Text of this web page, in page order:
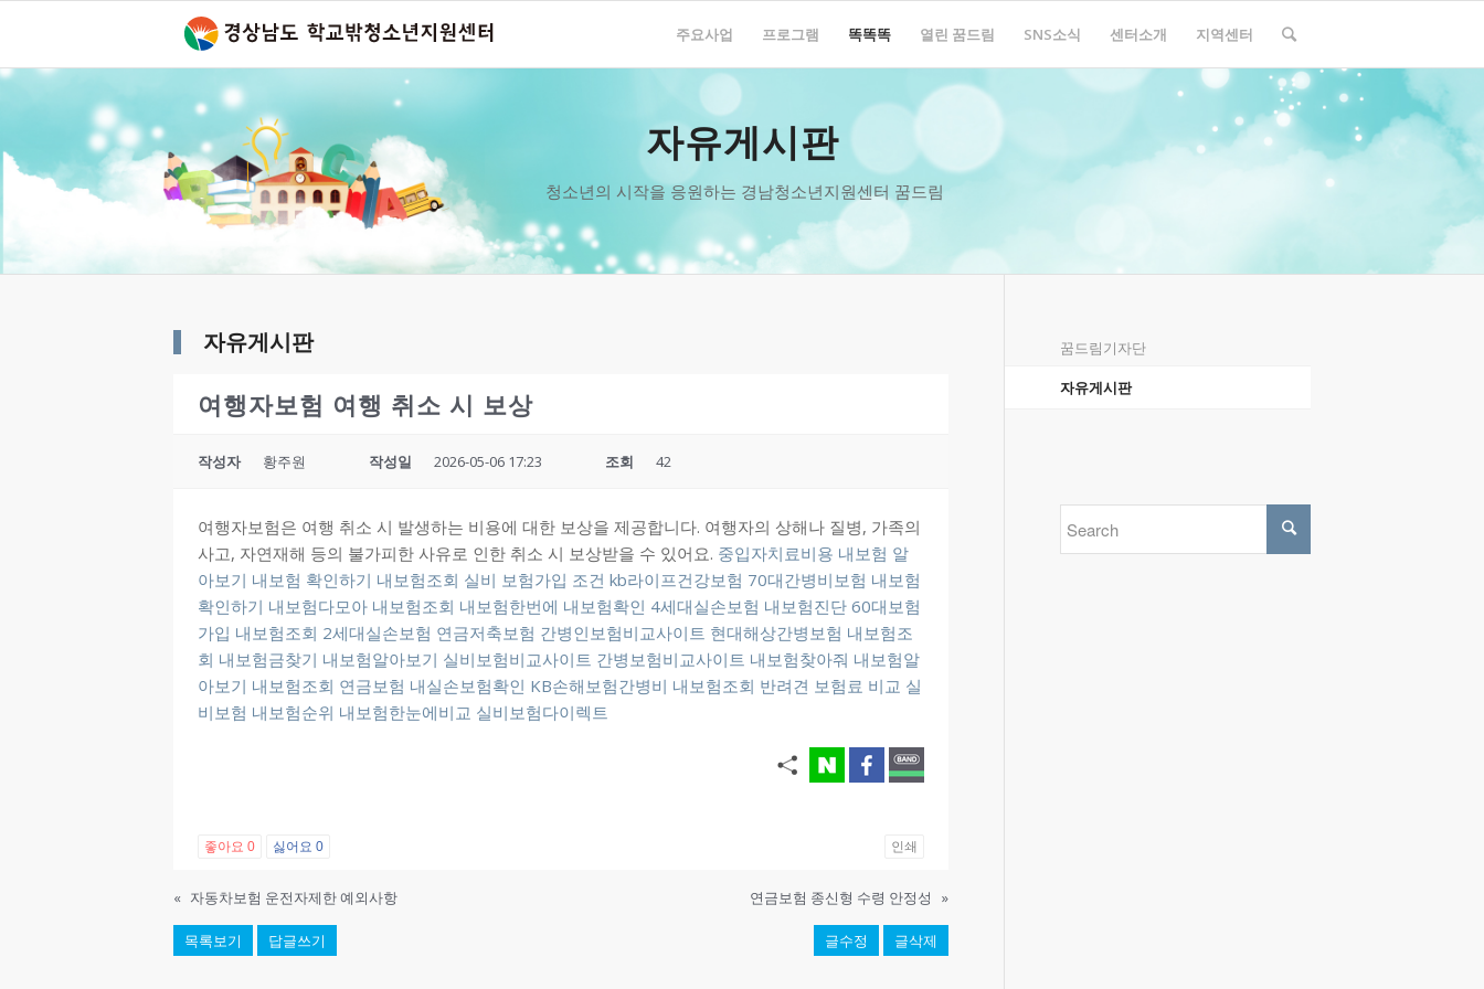
주요사업 프로그램 똑똑똑 열린 꿈드림 SNS소식 센터소개 지역센터
자유게시판
청소년의 시작을 응원하는 경남청소년지원센터 꿈드림
자유게시판
여행자보험 여행 취소 시 보상
작성자 황주원 작성일 2026-05-06 17:23 조회 42
여행자보험은 여행 취소 시 발생하는 비용에 대한 보상을 제공합니다. 여행자의 상해나 질병, 가족의
사고, 자연재해 등의 불가피한 사유로 인한 취소 시 보상받을 수 있어요. 중입자치료비용 내보험 알
아보기 내보험 확인하기 내보험조회 실비 보험가입 조건 kb라이프건강보험 70대간병비보험 내보험
확인하기 내보험다모아 내보험조회 내보험한번에 내보험확인 4세대실손보험 내보험진단 60대보험
가입 내보험조회 2세대실손보험 연금저축보험 간병인보험비교사이트 현대해상간병보험 내보험조
회 내보험금찾기 내보험알아보기 실비보험비교사이트 간병보험비교사이트 내보험찾아줘 내보험알
아보기 내보험조회 연금보험 내실손보험확인 KB손해보험간병비 내보험조회 반려견 보험료 비교 실
비보험 내보험순위 내보험한눈에비교 실비보험다이렉트
좋아요 0 싫어요 0 인쇄
« 자동차보험 운전자제한 예외사항 연금보험 종신형 수령 안정성 »
목록보기 답글쓰기 글수정 글삭제
꿈드림기자단
자유게시판